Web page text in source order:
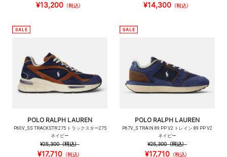
¥13,200 （税込） ¥14,300（税込）
POLO RALPH LAUREN
P60V_SS TRACKSTR 275 トラックスター275
ネイビー
¥25,300（税込）
¥17,710（税込）
POLO RALPH LAUREN
P67V_S TRAIN 89 PP V2 トレイン 89 PP V2
ネイビー
¥25,300（税込）
¥17,710（税込）